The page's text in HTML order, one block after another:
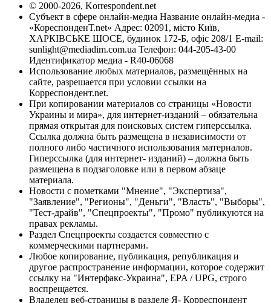
© 2000-2026, Korrespondent.net
Субъект в сфере онлайн-медиа Название онлайн-медиа -
«КореспонденТ.net» Адрес: 02091, місто Київ,
ХАРКІВСЬКЕ ШОСЕ, будинок 172-Б, офіс 208/1 E-mail:
sunlight@mediadim.com.ua Телефон: 044-205-43-00
Идентификатор медиа - R40-06068
Использование любых материалов, размещённых на
сайте, разрешается при условии ссылки на
Корреспондент.net.
При копировании материалов со страницы «Новости
Украины и мира», для интернет-изданий – обязательна
прямая открытая для поисковых систем гиперссылка.
Ссылка должна быть размещена в независимости от
полного либо частичного использования материалов.
Гиперссылка (для интернет- изданий) – должна быть
размещена в подзаголовке или в первом абзаце
материала.
Новости с пометками "Мнение", "Экспертиза",
"Заявление", "Регионы", "Деньги", "Власть", "Выборы",
"Тест-драйв", "Спецпроекты", "Промо" публикуются на
правах рекламы.
Раздел Спецпроекты создается совместно с
коммерческими партнерами.
Любое копирование, публикация, републикация и
другое распространение информации, которое содержит
ссылку на "Интерфакс-Украина", EPA / UPG, строго
воспрещается.
Владелец веб-страницы в разделе Я- Корреспондент